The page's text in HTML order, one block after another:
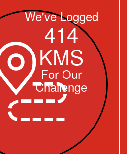
We've Logged
414
KMS
For Our
Challenge